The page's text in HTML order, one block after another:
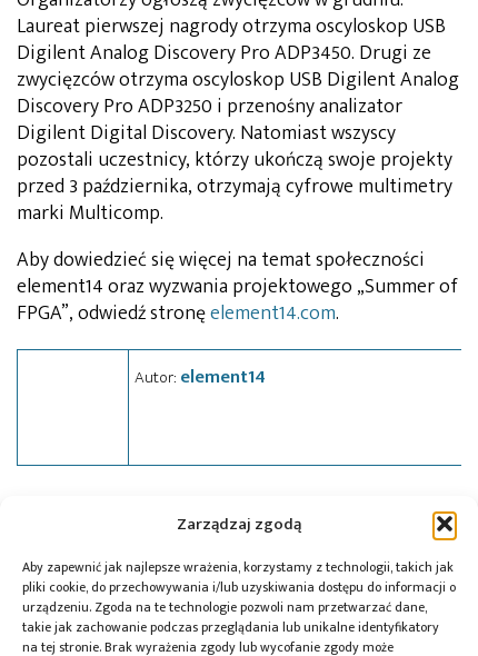
Zarządzaj zgodą
Aby zapewnić jak najlepsze wrażenia, korzystamy z technologii, takich jak
pliki cookie, do przechowywania i/lub uzyskiwania dostępu do informacji o
urządzeniu. Zgoda na te technologie pozwoli nam przetwarzać dane,
takie jak zachowanie podczas przeglądania lub unikalne identyfikatory
na tej stronie. Brak wyrażenia zgody lub wycofanie zgody może
Laureat pierwszej nagrody otrzyma oscyloskop USB
Digilent Analog Discovery Pro ADP3450. Drugi ze
zwycięzców otrzyma oscyloskop USB Digilent Analog
Discovery Pro ADP3250 i przenośny analizator
Digilent Digital Discovery. Natomiast wszyscy
pozostali uczestnicy, którzy ukończą swoje projekty
przed 3 października, otrzymają cyfrowe multimetry
marki Multicomp.
Aby dowiedzieć się więcej na temat społeczności
element14 oraz wyzwania projektowego „Summer of
FPGA”, odwiedź stronęelement14.com.
Autor: element14
element14,konkurs
Przeczytaj również: